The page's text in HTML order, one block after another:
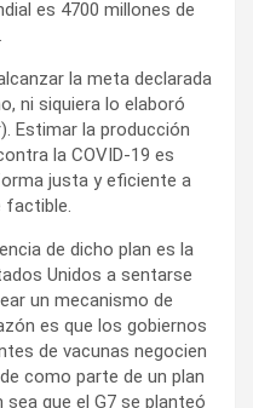
es 4700 millones de
la meta declarada
ni siquiera lo elaboró
Estimar la producción
la COVID‑19 es
justa y eficiente a
factible.
de dicho plan es la
Unidos a sentarse
un mecanismo de
es que los gobiernos
de vacunas negocien
como parte de un plan
que el G7 se planteó